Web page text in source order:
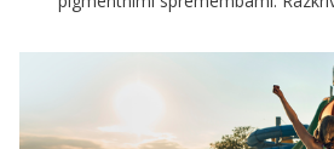
kožo ter katere teksture